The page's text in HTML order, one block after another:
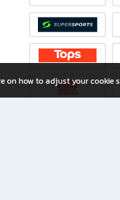
on how to adjust your cookie